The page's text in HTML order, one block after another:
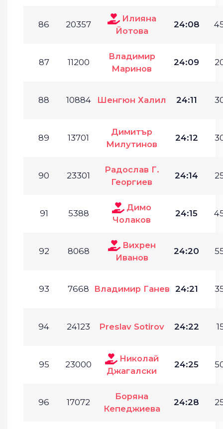
86 20357
Илияна
Йотова
24:08
87 11200
Владимир
Маринов
24:09
88 10884 Шенгюн Халил 24:11
89 13701
Димитър
Милутинов
24:12
90 23301
Радослав Г.
Георгиев
24:14
91 5388
Димо
Чолаков
24:15
92 8068
Вихрен
Иванов
24:20
93 7668 Владимир Ганев 24:21
94 24123 Preslav Sotirov 24:22
95 23000
Николай
Джагалски
24:25
96 17072
Боряна
Кепеджиева
24:28